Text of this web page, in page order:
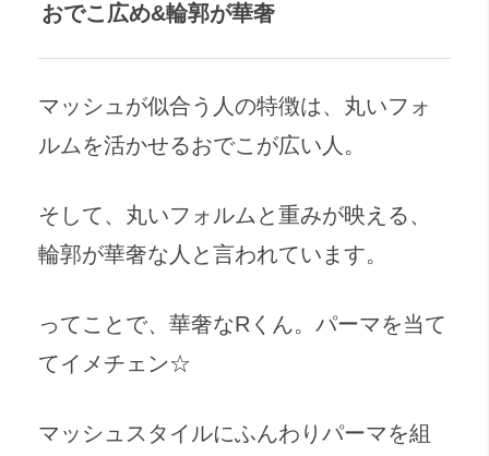
おでこ広め&輪郭が華奢
マッシュが似合う人の特徴は、丸いフォ
ルムを活かせるおでこが広い人。
そして、丸いフォルムと重みが映える、
輪郭が華奢な人と言われています。
ってことで、華奢なRくん。パーマを当て
てイメチェン☆
マッシュスタイルにふんわりパーマを組